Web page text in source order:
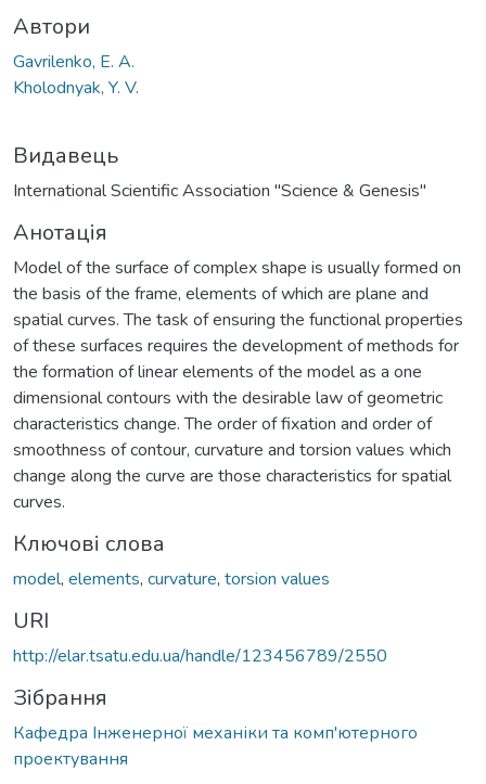
Автори
Gavrilenko, E. A.
Kholodnyak, Y. V.
Видавець
International Scientific Association "Science & Genesis"
Анотація
Model of the surface of complex shape is usually formed on
the basis of the frame, elements of which are plane and
spatial curves. The task of ensuring the functional properties
of these surfaces requires the development of methods for
the formation of linear elements of the model as a one
dimensional contours with the desirable law of geometric
characteristics change. The order of fixation and order of
smoothness of contour, curvature and torsion values which
change along the curve are those characteristics for spatial
curves.
Ключові слова
model, elements, curvature, torsion values
URI
http://elar.tsatu.edu.ua/handle/123456789/2550
Зібрання
Кафедра Інженерної механіки та комп'ютерного
проектування